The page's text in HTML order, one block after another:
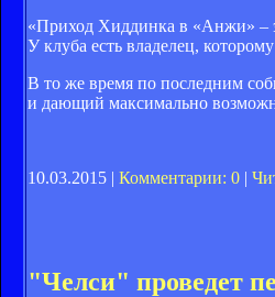
«Приход Хиддинка в «Анжи» –
У клуба есть владелец,
В то же время по последним
и дающий максимально
10.03.2015 | Комментарии: 0 |
"Челси" проведет